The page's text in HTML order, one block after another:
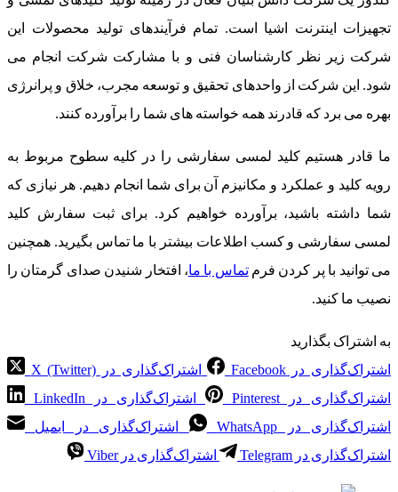
تجهیزات اینترنت اشیا است. تمام فرآیندهای تولید محصولات این
شرکت زیر نظر کارشناسان فنی و با مشارکت شرکت انجام می
شود. این شرکت از واحدهای تحقیق و توسعه مجرب، خلاق و پرانرژی
بهره می برد که قادرند همه خواسته های شما را برآورده کنند.
ما قادر هستیم کلید لمسی سفارشی را در کلیه سطوح مربوط به
رویه کلید و عملکرد و مکانیزم آن برای شما انجام دهیم. هر نیازی که
شما داشته باشید، برآورده خواهیم کرد. برای ثبت سفارش کلید
لمسی سفارشی و کسب اطلاعات بیشتر با ما تماس بگیرید. همچنین
می توانید با پر کردن فرمتماس با ما، افتخار شنیدن صدای گرمتان را
نصیب ما کنید.
به اشتراک بگذارید
اشتراک‌گذاری در Facebook
اشتراک‌گذاری در X (Twitter)
اشتراک‌گذاری در Pinterest
اشتراک‌گذاری در LinkedIn
اشتراک‌گذاری در WhatsApp
اشتراک‌گذاری در ایمیل
اشتراک‌گذاری در Telegram
اشتراک‌گذاری در Viber